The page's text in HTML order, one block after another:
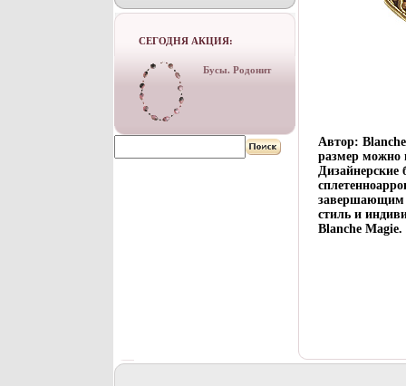
СЕГОДНЯ АКЦИЯ:
Бусы. Родонит
Автор:
размер можно
Дизайнерские
завершающим
стиль и
Blanche Magie.